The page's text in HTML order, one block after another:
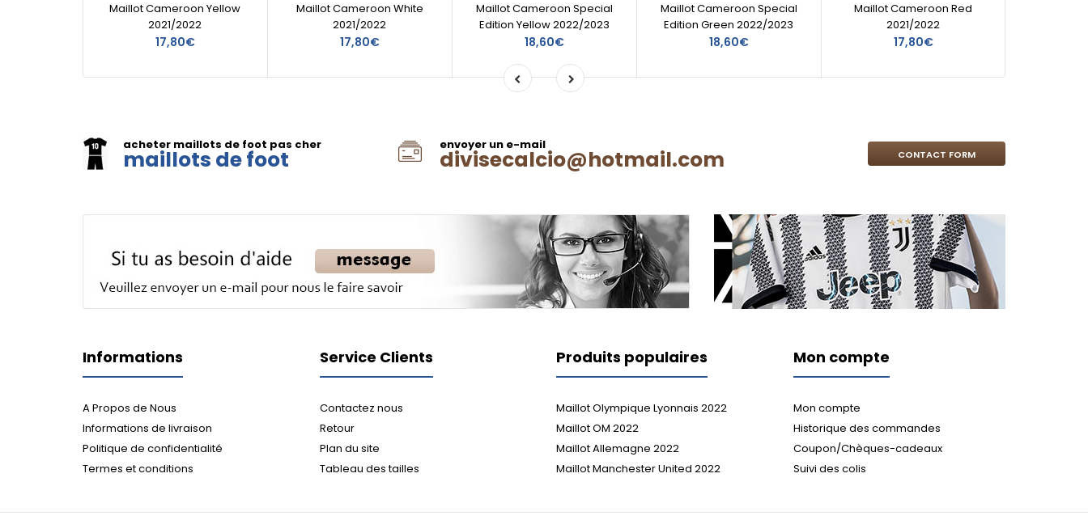
Maillot Cameroon Yellow
2021/2022
17,80€
Maillot Cameroon White
2021/2022
17,80€
Maillot Cameroon Special
Edition Yellow 2022/2023
18,60€
Maillot Cameroon Special
Edition Green 2022/2023
18,60€
Maillot Cameroon Red
2021/2022
17,80€
acheter maillots de foot pas cher
maillots de foot
envoyer un e-mail
divisecalcio@hotmail.com CONTACT FORM
Informations
A Propos de Nous
Informations de livraison
Politique de confidentialité
Termes et conditions
Service Clients
Contactez nous
Retour
Plan du site
Tableau des tailles
Produits populaires
Maillot Olympique Lyonnais 2022
Maillot OM 2022
Maillot Allemagne 2022
Maillot Manchester United 2022
Mon compte
Mon compte
Historique des commandes
Coupon/Chèques-cadeaux
Suivi des colis